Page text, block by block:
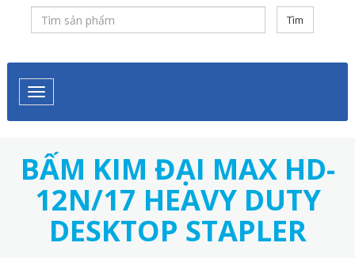
Tìm
BẤM KIM ĐẠI MAX HD-
12N/17 HEAVY DUTY
DESKTOP STAPLER